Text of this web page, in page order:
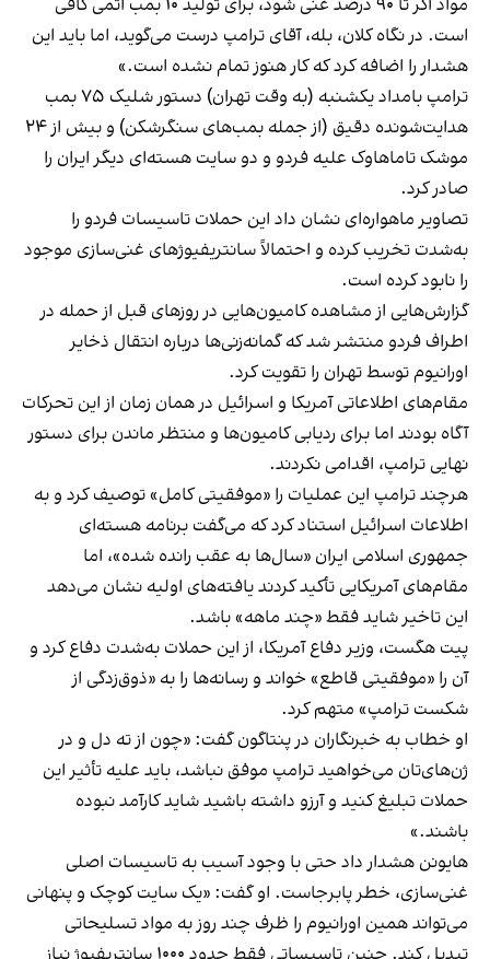
مواد اگر تا ۹۰ درصد غنی شود، برای تولید ۱۰ بمب اتمی کافی
است. در نگاه کلان، بله، آقای ترامپ درست می‌گوید، اما باید این
هشدار را اضافه کرد که کار هنوز تمام نشده است.»
ترامپ بامداد یکشنبه (به وقت تهران) دستور شلیک ۷۵ بمب
هدایت‌شونده دقیق (از جمله بمب‌های سنگرشکن) و بیش از ۲۴
موشک تاماهاوک علیه فردو و دو سایت هسته‌ای دیگر ایران را
صادر کرد.
تصاویر ماهواره‌ای نشان داد این حملات تاسیسات فردو را
به‌شدت تخریب کرده و احتمالاً سانتریفیوژهای غنی‌سازی موجود
را نابود کرده است.
گزارش‌هایی از مشاهده کامیون‌هایی در روزهای قبل از حمله در
اطراف فردو منتشر شد که گمانه‌زنی‌ها درباره انتقال ذخایر
اورانیوم توسط تهران را تقویت کرد.
مقام‌های اطلاعاتی آمریکا و اسرائیل در همان زمان از این تحرکات
آگاه بودند اما برای ردیابی کامیون‌ها و منتظر ماندن برای دستور
نهایی ترامپ، اقدامی نکردند.
هرچند ترامپ این عملیات را «موفقیتی کامل» توصیف کرد و به
اطلاعات اسرائیل استناد کرد که می‌گفت برنامه هسته‌ای
جمهوری اسلامی ایران «سال‌ها به عقب رانده شده»، اما
مقام‌های آمریکایی تأکید کردند یافته‌های اولیه نشان می‌دهد
این تاخیر شاید فقط «چند ماهه» باشد.
پیت هگست، وزیر دفاع آمریکا، از این حملات به‌شدت دفاع کرد و
آن را «موفقیتی قاطع» خواند و رسانه‌ها را به «ذوق‌زدگی از
شکست ترامپ» متهم کرد.
او خطاب به خبرنگاران در پنتاگون گفت: «چون از ته دل و در
ژن‌های‌تان می‌خواهید ترامپ موفق نباشد، باید علیه تأثیر این
حملات تبلیغ کنید و آرزو داشته باشید شاید کارآمد نبوده
باشند.»
هایونن هشدار داد حتی با وجود آسیب به تاسیسات اصلی
غنی‌سازی، خطر پابرجاست. او گفت: «یک سایت کوچک و پنهانی
می‌تواند همین اورانیوم را ظرف چند روز به مواد تسلیحاتی